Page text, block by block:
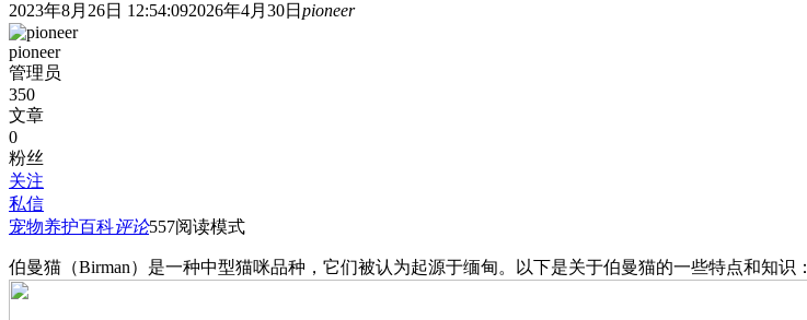
2023年8月26日 12:54:092026年4月30日 pioneer
pioneer
管理员
350
文章
0
粉丝
关注
私信
宠物养护百科评论557阅读模式
伯曼猫（Birman）是一种中型猫咪品种，它们被认为起源于缅甸。以下是关于伯曼猫的一些特点和知识：